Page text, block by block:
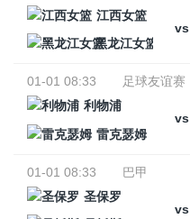
江西女篮
vs
黑龙江女篮
01-01 08:33
足球友谊赛
利物浦
vs
雷克瑟姆
01-01 08:33
巴甲
圣保罗
vs